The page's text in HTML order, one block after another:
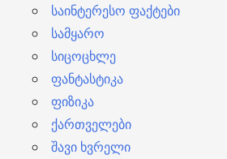
საინტერესო ფაქტები
სამყარო
სიცოცხლე
ფანტასტიკა
ფიზიკა
ქართველები
შავი ხვრელი